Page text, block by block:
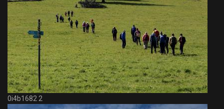
0i4b1682 2